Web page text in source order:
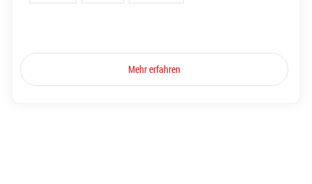
Mehr erfahren